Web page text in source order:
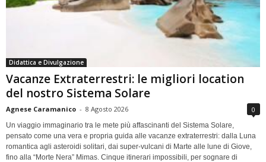
Didattica e Divulgazione
Vacanze Extraterrestri: le migliori location
del nostro Sistema Solare
Agnese Caramanico - 8 Agosto 2026 0
Un viaggio immaginario tra le mete più affascinanti del Sistema Solare,
pensato come una vera e propria guida alle vacanze extraterrestri: dalla Luna
romantica agli asteroidi solitari, dai super-vulcani di Marte alle lune di Giove,
fino alla “Morte Nera” Mimas. Cinque itinerari impossibili, per sognare di